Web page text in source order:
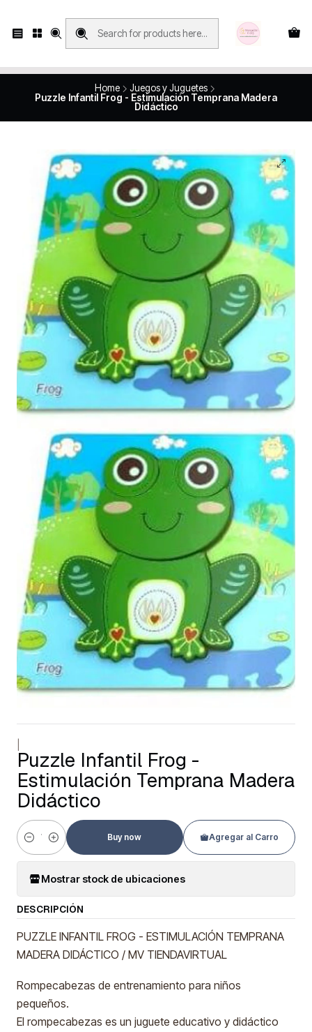
Home
Juegos y Juguetes
Puzzle Infantil Frog - Estimulación Temprana Madera
Didáctico
Puzzle Infantil Frog -
Estimulación Temprana Madera
Didáctico
Cantidad
Agregar al Carro
Buy now
Mostrar stock de ubicaciones
DESCRIPCIÓN
PUZZLE INFANTIL FROG - ESTIMULACIÓN TEMPRANA
MADERA DIDÁCTICO / MV TIENDAVIRTUAL
Rompecabezas de entrenamiento para niños
pequeños.
El rompecabezas es un juguete educativo y didáctico